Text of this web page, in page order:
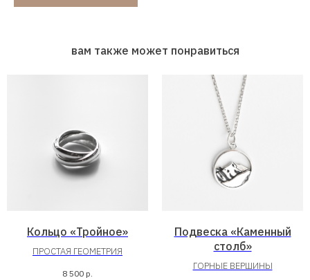
вам также может понравиться
Кольцо «Тройное»
ПРОСТАЯ ГЕОМЕТРИЯ
8 500 р.
Подвеска «Каменный
столб»
ГОРНЫЕ ВЕРШИНЫ